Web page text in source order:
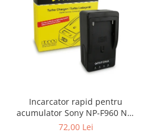
Incarcator rapid pentru
acumulator Sony NP-F960 NP-
F970 NP-F750 Patona
72,00 Lei